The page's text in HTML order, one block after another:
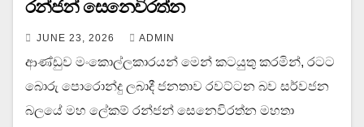
රන්ජන් සෙනෙවිරත්න
JUNE 23, 2026 ADMIN
ආණ්ඩුව මංකොල්ලකාරයන් මෙන් කටයුතු කරමින්, රටට
බොරු පොරොන්දු ලබාදී ජනතාව රවට්ටන බව සර්වජන
බලයේ මහ ලේකම් රන්ජන් සෙනෙවිරත්න මහතා